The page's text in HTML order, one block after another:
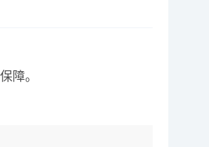
障。